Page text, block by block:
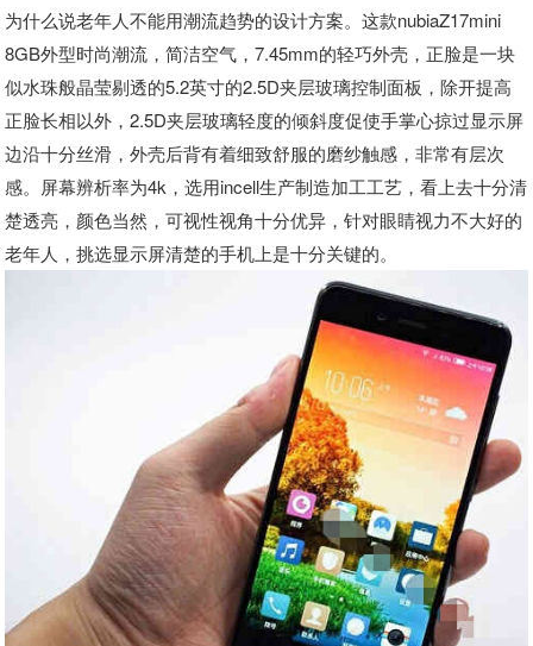
为什么说老年人不能用潮流趋势的设计方案。这款nubiaZ17mini
8GB外型时尚潮流，简洁空气，7.45mm的轻巧外壳，正脸是一块
似水珠般晶莹剔透的5.2英寸的2.5D夹层玻璃控制面板，除开提高
正脸长相以外，2.5D夹层玻璃轻度的倾斜度促使手掌心掠过显示屏
边沿十分丝滑，外壳后背有着细致舒服的磨纱触感，非常有层次
感。屏幕辨析率为4k，选用incell生产制造加工工艺，看上去十分清
楚透亮，颜色当然，可视性视角十分优异，针对眼睛视力不大好的
老年人，挑选显示屏清楚的手机上是十分关键的。